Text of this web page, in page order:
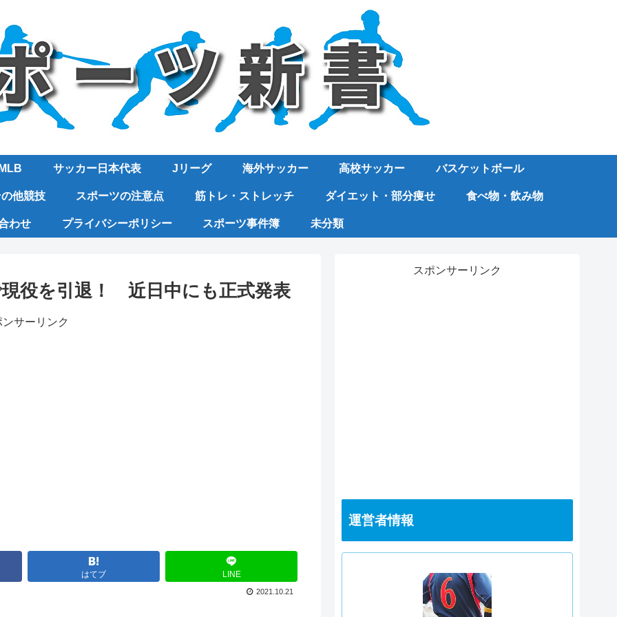
MLB サッカー日本代表 Jリーグ 海外サッカー 高校サッカー バスケットボール
他競技 スポーツの注意点 筋トレ・ストレッチ ダイエット・部分痩せ 食べ物・飲み物
わせ プライバシーポリシー スポーツ事件簿 未分類
現役を引退！ 近日中にも正式発表
ンサーリンク
はてブ LINE
2021.10.21
スポンサーリンク
運営者情報